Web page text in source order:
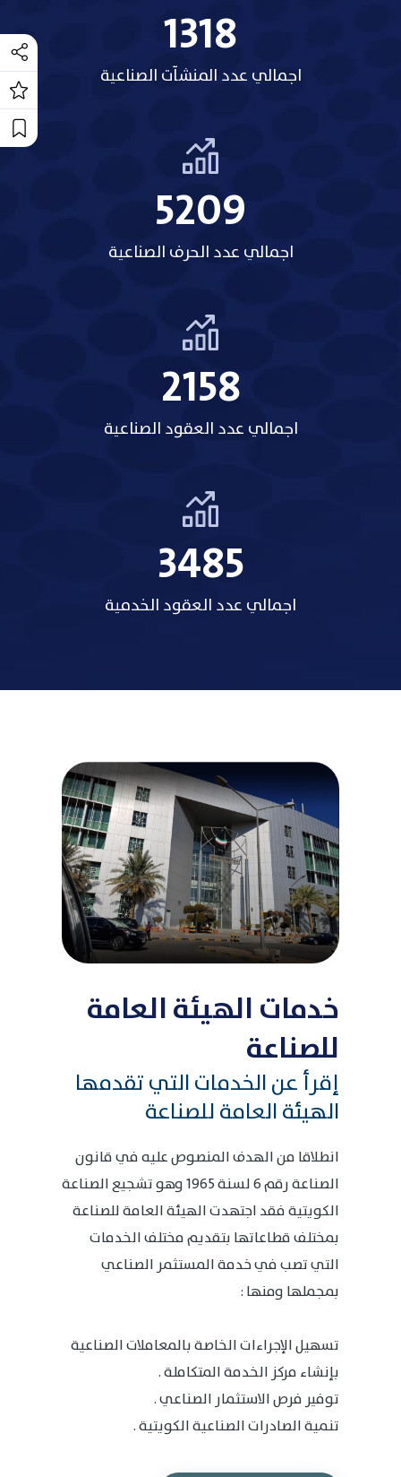
1318
اجمالي عدد المنشآت الصناعية
5209
اجمالي عدد الحرف الصناعية
2158
اجمالي عدد العقود الصناعية
3485
اجمالي عدد العقود الخدمية
خدمات الهيئة العامة
للصناعة
إقرأ عن الخدمات التي تقدمها
الهيئة العامة للصناعة
انطلاقا من الهدف المنصوص عليه في قانون
الصناعة رقم 6 لسنة 1965 وهو تشجيع الصناعة
الكويتية فقد اجتهدت الهيئة العامة للصناعة
بمختلف قطاعاتها بتقديم مختلف الخدمات
التي تصب في خدمة المستثمر الصناعي
بمجملها ومنها :
تسهيل الإجراءات الخاصة بالمعاملات الصناعية
بإنشاء مركز الخدمة المتكاملة .
توفير فرص الاستثمار الصناعي .
تنمية الصادرات الصناعية الكويتية .